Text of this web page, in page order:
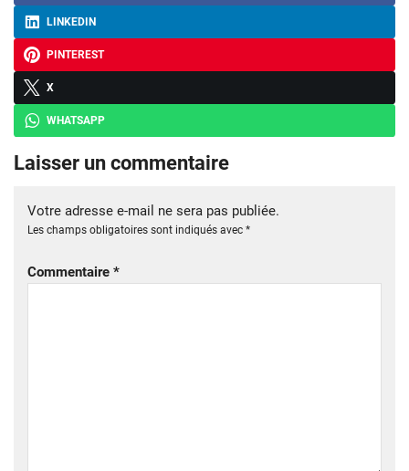
LINKEDIN
PINTEREST
X
WHATSAPP
Laisser un commentaire
Votre adresse e-mail ne sera pas publiée.
Les champs obligatoires sont indiqués avec *
Commentaire *